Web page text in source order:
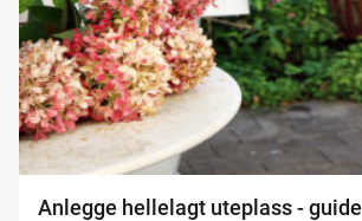
Anlegge hellelagt uteplass - guide